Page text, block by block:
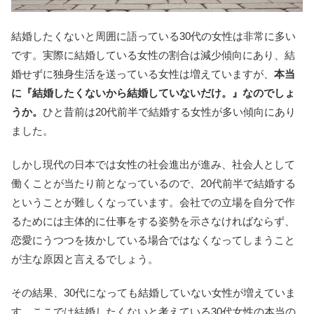
結婚したくないと周囲に語っている30代の女性は非常に多い
です。実際に結婚している女性の割合は減少傾向にあり、結
婚せずに独身生活を送っている女性は増えていますが、 本当
に『結婚したくないから結婚していないだけ。』なのでしょ
うか。 ひと昔前は20代前半で結婚する女性が多い傾向にあり
ました。
しかし現代の日本では女性の社会進出が進み、社会人として
働くことが当たり前となっているので、20代前半で結婚する
ということが難しくなっています。会社での立場を自分で作
るためには主体的に仕事をする姿勢を示さなければならず、
恋愛にうつつを抜かしている場合ではなくなってしまうこと
が主な原因と言えるでしょう。
その結果、30代になっても結婚していない女性が増えていま